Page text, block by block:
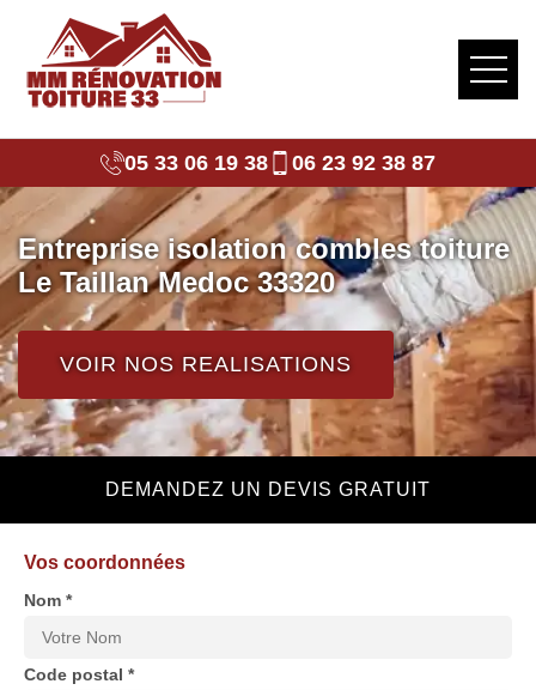
05 33 06 19 38 06 23 92 38 87
Entreprise isolation combles toiture
Le Taillan Medoc 33320
VOIR NOS REALISATIONS
DEMANDEZ UN DEVIS GRATUIT
Vos coordonnées
Nom *
Code postal *